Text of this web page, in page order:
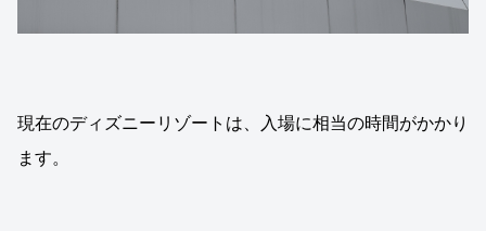
現在のディズニーリゾートは、入場に相当の時間がかかり
ます。